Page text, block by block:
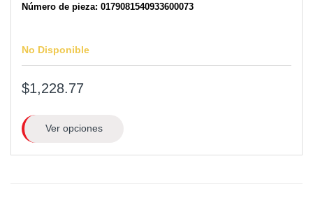
Número de pieza: 0179081540933600073
No Disponible
$1,228.77
Ver opciones